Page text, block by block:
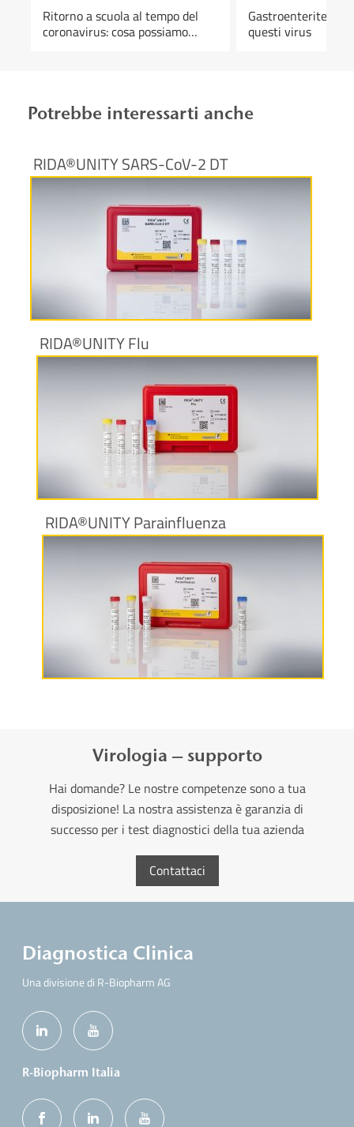
Ritorno a scuola al tempo del
coronavirus: cosa possiamo
Gastroenterite:
questi virus
Potrebbe interessarti anche
RIDA®UNITY SARS-CoV-2 DT
Maggiori informazioni
RIDA®UNITY Flu
Maggiori informazioni
RIDA®UNITY Parainfluenza
Maggiori informazioni
Virologia – supporto
Hai domande? Le nostre competenze sono a tua
disposizione! La nostra assistenza è garanzia di
successo per i test diagnostici della tua azienda
Contattaci
Diagnostica Clinica
Una divisione di R-Biopharm AG
R-Biopharm Italia